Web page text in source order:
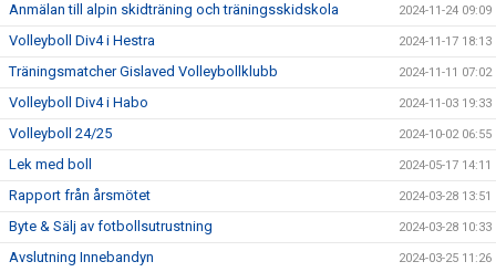
Anmälan till alpin skidträning och träningsskidskola 2024-11-24 09:09
Volleyboll Div4 i Hestra 2024-11-17 18:13
Träningsmatcher Gislaved Volleybollklubb 2024-11-11 07:02
Volleyboll Div4 i Habo 2024-11-03 19:33
Volleyboll 24/25 2024-10-02 06:55
Lek med boll 2024-05-17 14:11
Rapport från årsmötet 2024-03-28 13:51
Byte & Sälj av fotbollsutrustning 2024-03-28 10:33
Avslutning Innebandyn 2024-03-25 11:26